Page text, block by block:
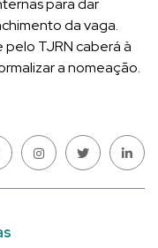
para dar
da vaga.
TJRN caberá à
a nomeação.